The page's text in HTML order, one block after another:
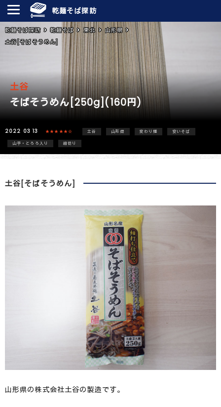
乾麺そば探訪
乾麺そば探訪 乾麺そば 東北
山形県
土谷[そばそうめん]
土谷
そばそうめん[250g](160円)
2022 03 13 ★★★★★☆ 土谷 山形県 変わり種 安いそば
山芋・とろろ入り 細切り
土谷[そばそうめん]
山形県の株式会社土谷の製造です。